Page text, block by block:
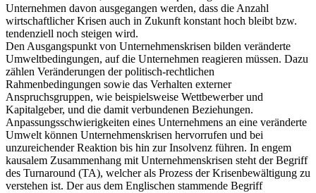
Unternehmen davon ausgegangen werden, dass die Anzahl
wirtschaftlicher Krisen auch in Zukunft konstant hoch bleibt bzw.
tendenziell noch steigen wird.
Den Ausgangspunkt von Unternehmenskrisen bilden veränderte
Umweltbedingungen, auf die Unternehmen reagieren müssen. Dazu
zählen Veränderungen der politisch-rechtlichen
Rahmenbedingungen sowie das Verhalten externer
Anspruchsgruppen, wie beispielsweise Wettbewerber und
Kapitalgeber, und die damit verbundenen Beziehungen.
Anpassungsschwierigkeiten eines Unternehmens an eine veränderte
Umwelt können Unternehmenskrisen hervorrufen und bei
unzureichender Reaktion bis hin zur Insolvenz führen. In engem
kausalem Zusammenhang mit Unternehmenskrisen steht der Begriff
des Turnaround (TA), welcher als Prozess der Krisenbewältigung zu
verstehen ist. Der aus dem Englischen stammende Begriff